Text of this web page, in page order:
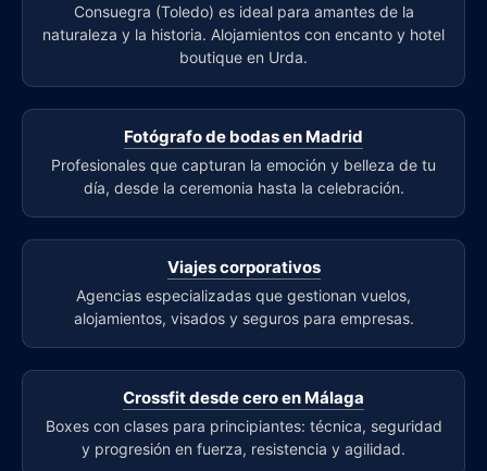
Consuegra (Toledo) es ideal para amantes de la
naturaleza y la historia. Alojamientos con encanto y hotel
boutique en Urda.
Fotógrafo de bodas en Madrid
Profesionales que capturan la emoción y belleza de tu
día, desde la ceremonia hasta la celebración.
Viajes corporativos
Agencias especializadas que gestionan vuelos,
alojamientos, visados y seguros para empresas.
Crossfit desde cero en Málaga
Boxes con clases para principiantes: técnica, seguridad
y progresión en fuerza, resistencia y agilidad.